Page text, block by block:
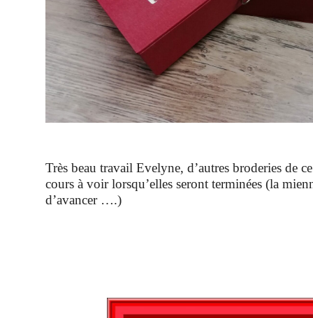
Très beau travail Evelyne, d’autres broderies de
cours à voir lorsqu’elles seront terminées (la
d’avancer ….)